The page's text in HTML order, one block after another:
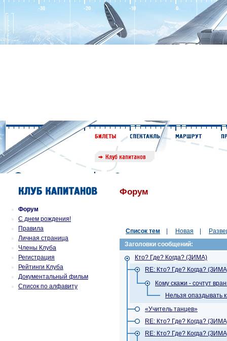
Форум
С днем рождения!
Правила
Личная страница
Члены Клуба
Регистрация
Рейтинги Клуба
Документальный фильм
Список по алфавиту
Форум
Список тем Новая
Заголовки сообщений:
Кто? Где? Когда? (ЗИМА)
RE: Кто? Где? Когда?
Кому скажи - сочтут
Нельзя опаздывать
«Учитель танцев»
RE: Кто? Где? Когда?
RE: Кто? Где? Когда?